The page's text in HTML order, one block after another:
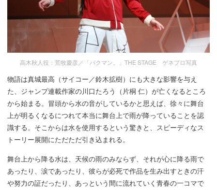
高木秋人役：荒牧慶彦／「バクマン。」THE STAGE ゲネプロ写真
物語は真城最高（サイコー／鈴木拡樹）にも大きな影響を与え
た、ジャンプ連載作家の川口たろう（片桐 仁）が亡くなるところ
から始まる。冒頭から水の音がしているかと思えば、徐々に舞台
上が明るくなるにつれて本当に舞台上で雨が降っていることを認
識する。そこからは水を使用するという驚きと、スピーディなス
トーリー展開にただただ引き込まれる。
舞台上から降る水は、天候の雨のみならず、それが心に降る雨で
あったり、涙であったり、彼らが必死で作品を生み出すときの汗
や努力の証だったり、あっという間に流れていく青春の一コマで